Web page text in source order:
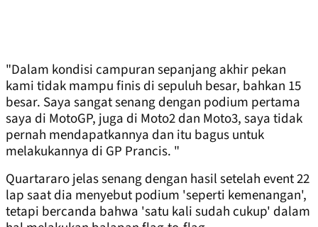
"Dalam kondisi campuran sepanjang akhir pekan
kami tidak mampu finis di sepuluh besar, bahkan 15
besar. Saya sangat senang dengan podium pertama
saya di MotoGP, juga di Moto2 dan Moto3, saya tidak
pernah mendapatkannya dan itu bagus untuk
melakukannya di GP Prancis. "
Quartararo jelas senang dengan hasil setelah event 22
lap saat dia menyebut podium 'seperti kemenangan',
tetapi bercanda bahwa 'satu kali sudah cukup' dalam